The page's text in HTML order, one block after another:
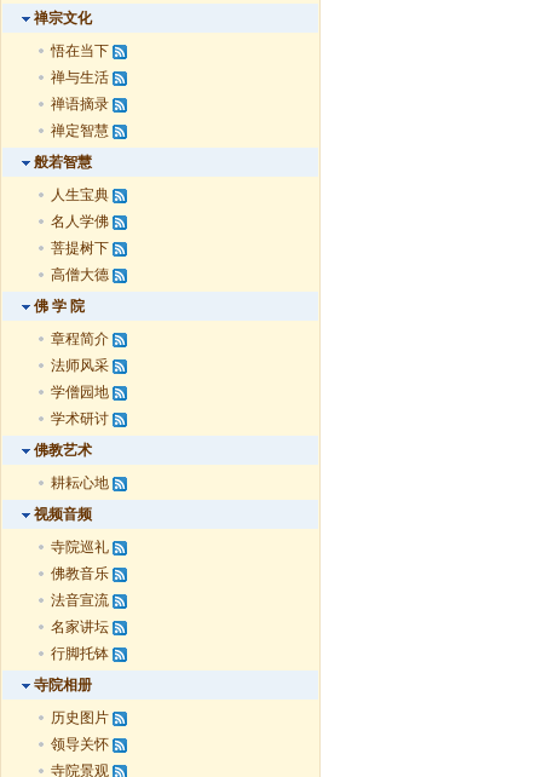
禅宗文化
悟在当下
禅与生活
禅语摘录
禅定智慧
般若智慧
人生宝典
名人学佛
菩提树下
高僧大德
佛 学 院
章程简介
法师风采
学僧园地
学术研讨
佛教艺术
耕耘心地
视频音频
寺院巡礼
佛教音乐
法音宣流
名家讲坛
行脚托钵
寺院相册
历史图片
领导关怀
寺院景观